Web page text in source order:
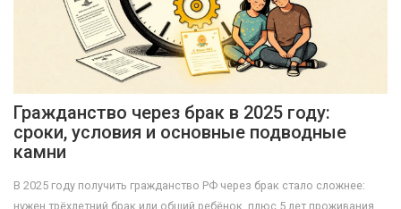
Гражданство через брак в 2025 году:
сроки, условия и основные подводные
камни
В 2025 году получить гражданство РФ через брак стало сложнее:
нужен трёхлетний брак или общий ребёнок, плюс 5 лет проживания